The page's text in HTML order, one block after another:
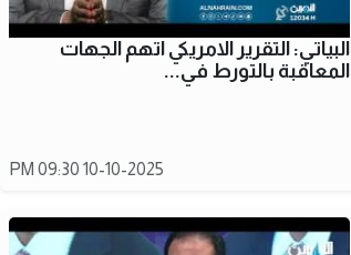
البياتي: التقرير الامريكي اتهم الجهات
المعاقبة بالتورط في...
10-10-2025 09:30 PM